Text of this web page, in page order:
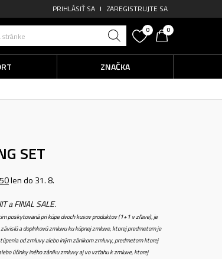
PRIHLÁSIŤ SA ZAREGISTRUJTE SA
0 0
ZNAČKA
SET
len do 31. 8.
a FINAL SALE.
poskytovaná pri kúpe dvoch kusov produktov (1+1 v zľave), je
a doplnkovú zmluvu ku kúpnej zmluve, ktorej predmetom je
od zmluvy alebo iným zánikom zmluvy, predmetom ktorej
účinky iného zániku zmluvy aj vo vzťahu k zmluve, ktorej